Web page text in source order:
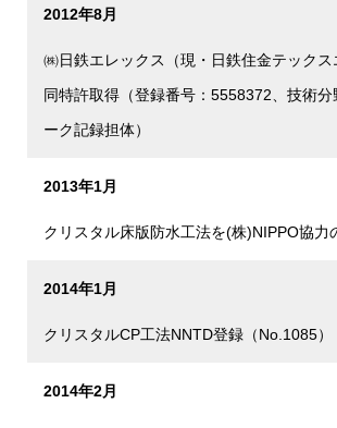
2012年8月
㈱日鉄エレックス（現・日鉄住金テック
同特許取得（登録番号：5558372、技術分
ーク記録担体）
2013年1月
クリスタル床版防水工法を(株)NIPPO協力
2014年1月
クリスタルCP工法NNTD登録（No.1085）
2014年2月